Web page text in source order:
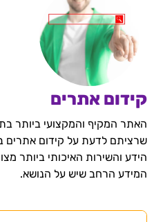
קידום אתרים
האתר המקיף והמקצועי ביותר
שרציתם לדעת על קידום אתרים
הידע והשירות האיכותי ביותר
המידע הרחב שיש על הנושא.